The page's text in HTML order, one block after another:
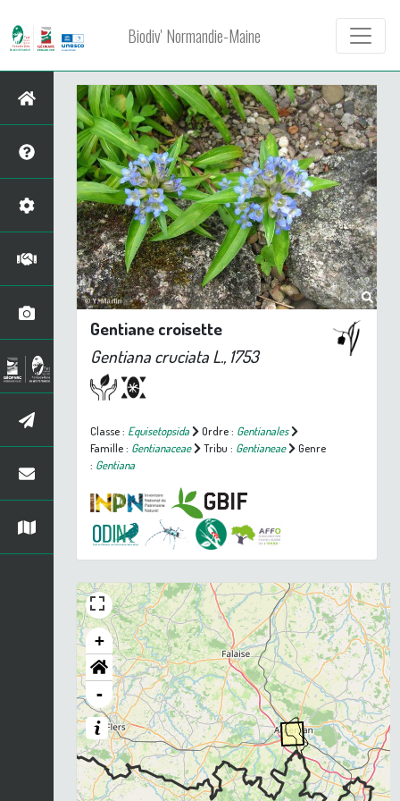
Biodiv' Normandie-Maine
Gentiane croisette
Gentiana cruciata L., 1753
Classe : Equisetopsida Ordre : Gentianales
Famille : Gentianaceae Tribu : Gentianeae
Genre
: Gentiana
+
-